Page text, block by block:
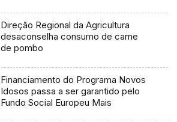
Direção Regional da Agricultura
desaconselha consumo de carne
de pombo
Financiamento do Programa Novos
Idosos passa a ser garantido pelo
Fundo Social Europeu Mais